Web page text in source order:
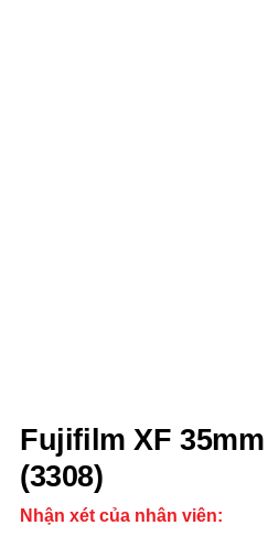
Fujifilm XF
(3308)
Nhận xét của nhân viên: